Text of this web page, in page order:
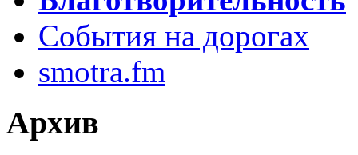
События на дорогах
smotra.fm
Архив